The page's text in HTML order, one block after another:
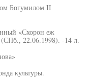
Богумилом II
«Схорон еж
22.06.1998). -14 л.
культуры.